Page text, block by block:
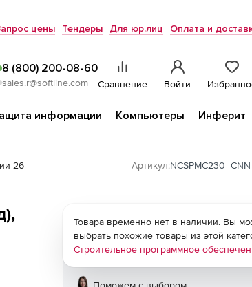
цены Тендеры Для юр.лиц Оплата и
8 (800) 200-08-60
sales.r@softline.com Сравнение Войти
информации Компьютеры Инферит
26 Артикул:
Товара временно нет в наличии. Вы
выбрать похожие товары из этой
Строительное программное